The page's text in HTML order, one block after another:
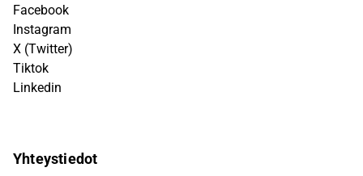
Facebook
Instagram
X (Twitter)
Tiktok
Linkedin
Yhteystiedot